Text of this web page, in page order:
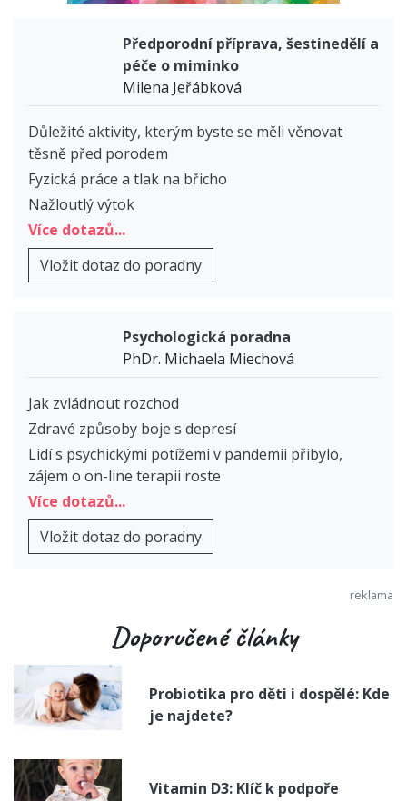
Předporodní příprava, šestinedělí a
péče o miminko
Milena Jeřábková
Důležité aktivity, kterým byste se měli věnovat
těsně před porodem
Fyzická práce a tlak na břicho
Nažloutlý výtok
Více dotazů...
Vložit dotaz do poradny
Psychologická poradna
PhDr. Michaela Miechová
Jak zvládnout rozchod
Zdravé způsoby boje s depresí
Lidí s psychickými potížemi v pandemii přibylo,
zájem o on-line terapii roste
Více dotazů...
Vložit dotaz do poradny
Doporučené články
Probiotika pro děti i dospělé: Kde
je najdete?
Vitamin D3: Klíč k podpoře